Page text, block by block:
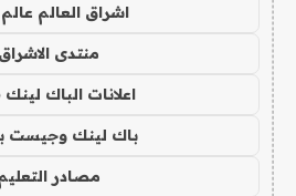
اشراق العالم عالم
منتدى الاشراق
اعلانات الباك لينك 2026
باك لينك وجيست
مصادر